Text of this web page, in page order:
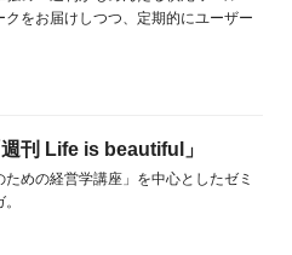
クをお届けしつつ、定期的にユーザー
刊 Life is beautiful」
ための経営学講座」を中心としたゼミ